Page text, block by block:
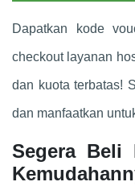
Dapatkan kode
checkout layanan
dan kuota terbatas!
dan manfaatkan
Segera Beli